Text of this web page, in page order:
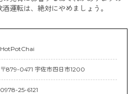
運転は、絶対にやめましょう。
HotPotChai
〒879-0471 宇佐市四日市1200
0978-25-6121